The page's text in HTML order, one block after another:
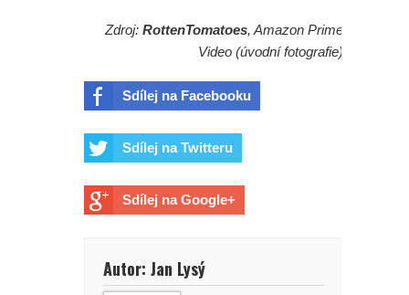
Zdroj: RottenTomatoes, Amazon Prime
Video (úvodní fotografie)
Sdílej na Facebooku
Sdílej na Twitteru
Sdílej na Google+
Autor: Jan Lysý